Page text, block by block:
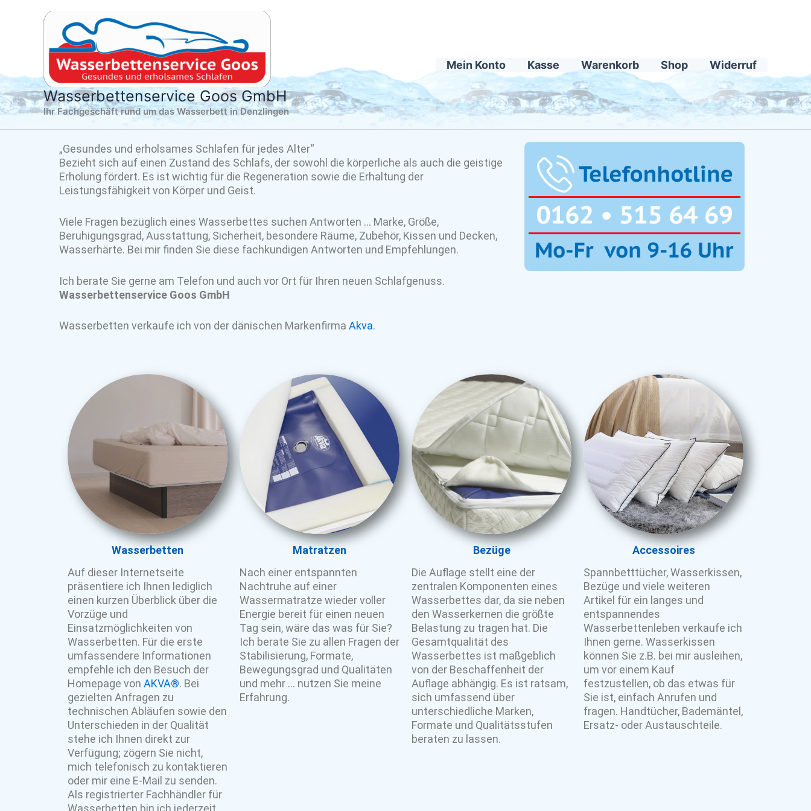
Wasserbettenservice Goos GmbH
Ihr Fachgeschäft rund um das Wasserbett in Denzlingen
Mein Konto Kasse Warenkorb Shop Widerruf
„Gesundes und erholsames Schlafen für jedes Alter“
Bezieht sich auf einen Zustand des Schlafs, der sowohl die körperliche als auch die geistige
Erholung fördert. Es ist wichtig für die Regeneration sowie die Erhaltung der
Leistungsfähigkeit von Körper und Geist.
Viele Fragen bezüglich eines Wasserbettes suchen Antworten … Marke, Größe,
Beruhigungsgrad, Ausstattung, Sicherheit, besondere Räume, Zubehör, Kissen und Decken,
Wasserhärte. Bei mir finden Sie diese fachkundigen Antworten und Empfehlungen.
Ich berate Sie gerne am Telefon und auch vor Ort für Ihren neuen Schlafgenuss.
Wasserbettenservice Goos GmbH
Wasserbetten verkaufe ich von der dänischen Markenfirma Akva.
Wasserbetten
Auf dieser Internetseite
präsentiere ich Ihnen lediglich
einen kurzen Überblick über die
Vorzüge und
Einsatzmöglichkeiten von
Wasserbetten. Für die erste
umfassendere Informationen
empfehle ich den Besuch der
Homepage von AKVA®. Bei
gezielten Anfragen zu
technischen Abläufen sowie den
Unterschieden in der Qualität
stehe ich Ihnen direkt zur
Verfügung; zögern Sie nicht,
mich telefonisch zu kontaktieren
oder mir eine E-Mail zu senden.
Als registrierter Fachhändler für
Wasserbetten bin ich jederzeit
Matratzen
Nach einer entspannten
Nachtruhe auf einer
Wassermatratze wieder voller
Energie bereit für einen neuen
Tag sein, wäre das was für Sie?
Ich berate Sie zu allen Fragen der
Stabilisierung, Formate,
Bewegungsgrad und Qualitäten
und mehr … nutzen Sie meine
Erfahrung.
Bezüge
Die Auflage stellt eine der
zentralen Komponenten eines
Wasserbettes dar, da sie neben
den Wasserkernen die größte
Belastung zu tragen hat. Die
Gesamtqualität des
Wasserbettes ist maßgeblich
von der Beschaffenheit der
Auflage abhängig. Es ist ratsam,
sich umfassend über
unterschiedliche Marken,
Formate und Qualitätsstufen
beraten zu lassen.
Accessoires
Spannbetttücher, Wasserkissen,
Bezüge und viele weiteren
Artikel für ein langes und
entspannendes
Wasserbettenleben verkaufe ich
Ihnen gerne. Wasserkissen
können Sie z.B. bei mir ausleihen,
um vor einem Kauf
festzustellen, ob das etwas für
Sie ist, einfach Anrufen und
fragen. Handtücher, Bademäntel,
Ersatz- oder Austauschteile.